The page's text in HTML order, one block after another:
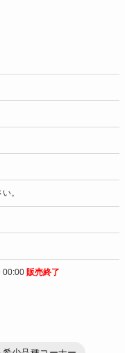
。
00:00 販売終了